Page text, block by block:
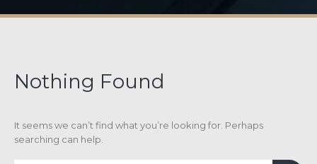
Nothing Found
It seems we can’t find what you’re looking for. Perhaps
searching can help.